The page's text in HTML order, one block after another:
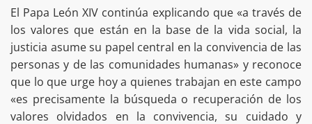
El Papa León XIV continúa explicando que «a través de
los valores que están en la base de la vida social, la
justicia asume su papel central en la convivencia de las
personas y de las comunidades humanas» y reconoce
que lo que urge hoy a quienes trabajan en este campo
«es precisamente la búsqueda o recuperación de los
valores olvidados en la convivencia, su cuidado y